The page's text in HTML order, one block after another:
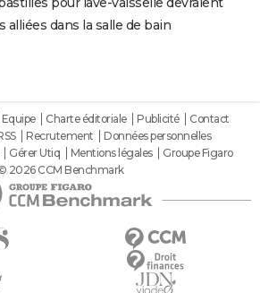
alliées dans la salle de bain
Equipe Charte éditoriale Publicité
Contact
Recrutement
Données personnelles
Gérer Utiq Mentions légales
Groupe Figaro
2026 CCM Benchmark